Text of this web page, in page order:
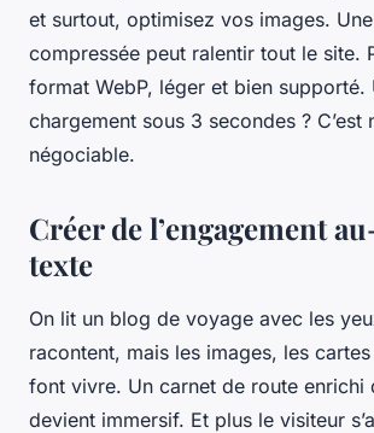
et surtout, optimisez vos images.
compressée peut ralentir tout le site.
format WebP, léger et bien supporté.
chargement sous 3 secondes ? C’est
négociable.
Créer de l’engagement
texte
On lit un blog de voyage avec les
racontent, mais les images, les
font vivre. Un carnet de route enrichi
devient immersif. Et plus le visiteur